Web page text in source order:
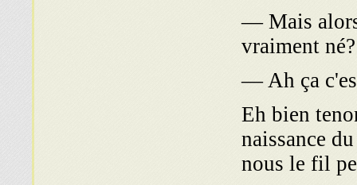
— Mais
vraiment né?
— Ah ça
Eh bien
naissance
nous le fil